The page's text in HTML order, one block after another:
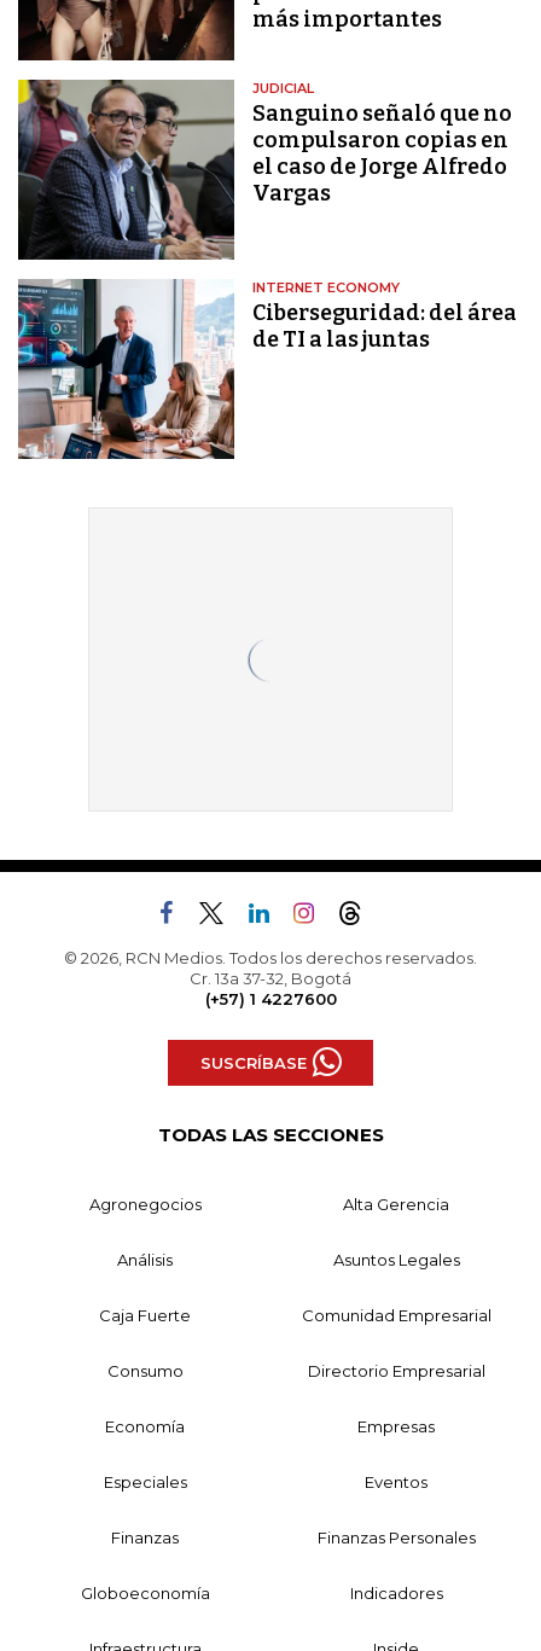
más importantes
JUDICIAL
Sanguino señaló que no
compulsaron copias en
el caso de Jorge Alfredo
Vargas
INTERNET ECONOMY
Ciberseguridad: del área
de TI a las juntas
© 2026, RCN Medios. Todos los derechos reservados.
Cr. 13a 37-32, Bogotá
(+57) 1 4227600
SUSCRÍBASE
TODAS LAS SECCIONES
Agronegocios Alta Gerencia
Análisis Asuntos Legales
Caja Fuerte Comunidad Empresarial
Consumo Directorio Empresarial
Economía Empresas
Especiales Eventos
Finanzas Finanzas Personales
Globoeconomía Indicadores